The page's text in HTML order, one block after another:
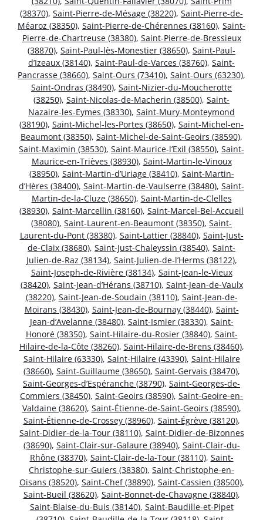
(38370), Saint-Pierre-de-Mésage (38220), Saint-Pierre-de-
Méaroz (38350), Saint-Pierre-de-Chérennes (38160), Saint-
Pierre-de-Chartreuse (38380), Saint-Pierre-de-Bressieux
(38870), Saint-Paul-lès-Monestier (38650), Saint-Paul-
d’Izeaux (38140), Saint-Paul-de-Varces (38760), Saint-
Pancrasse (38660), Saint-Ours (73410), Saint-Ours (63230),
Saint-Ondras (38490), Saint-Nizier-du-Moucherotte
(38250), Saint-Nicolas-de-Macherin (38500), Saint-
Nazaire-les-Eymes (38330), Saint-Mury-Monteymond
(38190), Saint-Michel-les-Portes (38650), Saint-Michel-en-
Beaumont (38350), Saint-Michel-de-Saint-Geoirs (38590),
Saint-Maximin (38530), Saint-Maurice-l’Exil (38550), Saint-
Maurice-en-Trièves (38930), Saint-Martin-le-Vinoux
(38950), Saint-Martin-d’Uriage (38410), Saint-Martin-
d’Hères (38400), Saint-Martin-de-Vaulserre (38480), Saint-
Martin-de-la-Cluze (38650), Saint-Martin-de-Clelles
(38930), Saint-Marcellin (38160), Saint-Marcel-Bel-Accueil
(38080), Saint-Laurent-en-Beaumont (38350), Saint-
Laurent-du-Pont (38380), Saint-Lattier (38840), Saint-Just-
de-Claix (38680), Saint-Just-Chaleyssin (38540), Saint-
Julien-de-Raz (38134), Saint-Julien-de-l’Herms (38122),
Saint-Joseph-de-Rivière (38134), Saint-Jean-le-Vieux
(38420), Saint-Jean-d’Hérans (38710), Saint-Jean-de-Vaulx
(38220), Saint-Jean-de-Soudain (38110), Saint-Jean-de-
Moirans (38430), Saint-Jean-de-Bournay (38440), Saint-
Jean-d’Avelanne (38480), Saint-Ismier (38330), Saint-
Honoré (38350), Saint-Hilaire-du-Rosier (38840), Saint-
Hilaire-de-la-Côte (38260), Saint-Hilaire-de-Brens (38460),
Saint-Hilaire (63330), Saint-Hilaire (43390), Saint-Hilaire
(38660), Saint-Guillaume (38650), Saint-Gervais (38470),
Saint-Georges-d’Espéranche (38790), Saint-Georges-de-
Commiers (38450), Saint-Geoirs (38590), Saint-Geoire-en-
Valdaine (38620), Saint-Étienne-de-Saint-Geoirs (38590),
Saint-Étienne-de-Crossey (38960), Saint-Égrève (38120),
Saint-Didier-de-la-Tour (38110), Saint-Didier-de-Bizonnes
(38690), Saint-Clair-sur-Galaure (38940), Saint-Clair-du-
Rhône (38370), Saint-Clair-de-la-Tour (38110), Saint-
Christophe-sur-Guiers (38380), Saint-Christophe-en-
Oisans (38520), Saint-Chef (38890), Saint-Cassien (38500),
Saint-Bueil (38620), Saint-Bonnet-de-Chavagne (38840),
Saint-Blaise-du-Buis (38140), Saint-Baudille-et-Pipet